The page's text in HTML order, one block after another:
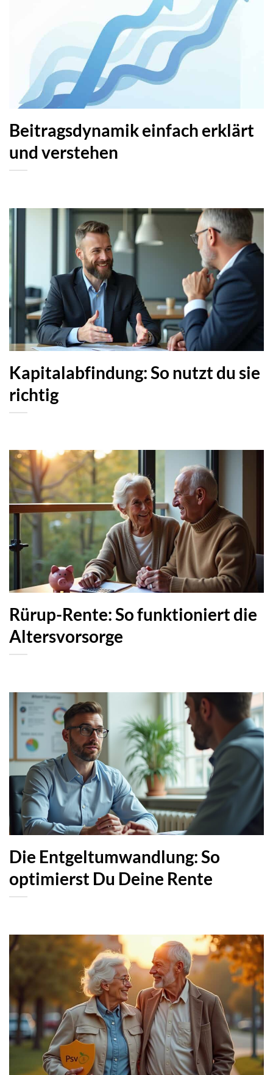
Beitragsdynamik einfach erklärt
und verstehen
Kapitalabfindung: So nutzt du sie
richtig
Rürup-Rente: So funktioniert die
Altersvorsorge
Die Entgeltumwandlung: So
optimierst Du Deine Rente